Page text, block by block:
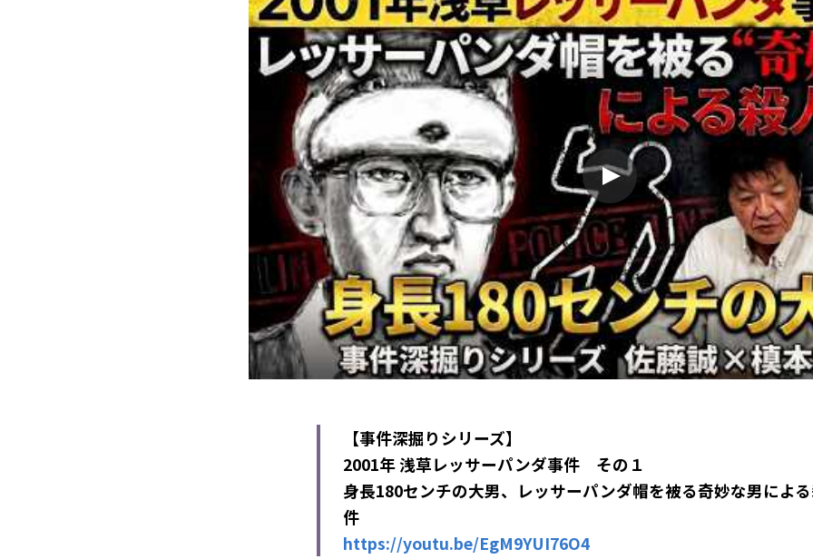
【事件深掘りシリーズ】
2001年 浅草レッサーパンダ事件　その１
身長180センチの大男、レッサーパンダ帽を被る奇妙な男によ
件
https://youtu.be/EgM9YUI76O4